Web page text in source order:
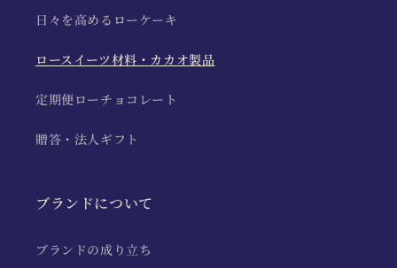
日々を高めるローケーキ
ロースイーツ材料・カカオ製品
定期便ローチョコレート
贈答・法人ギフト
ブランドについて
ブランドの成り立ち